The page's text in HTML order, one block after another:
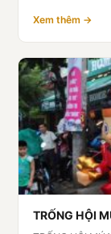
Xem thêm →
TRỐNG HỘI